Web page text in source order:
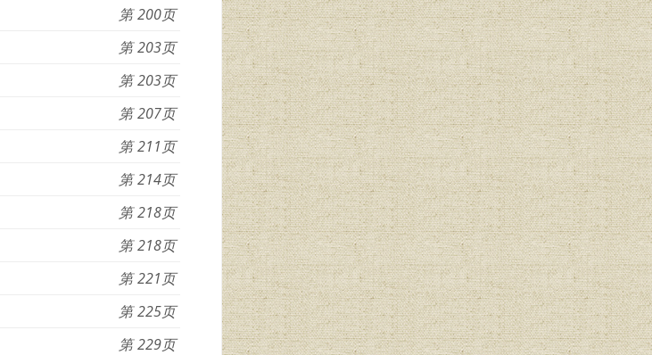
200
203
203
207
211
214
218
218
221
225
229